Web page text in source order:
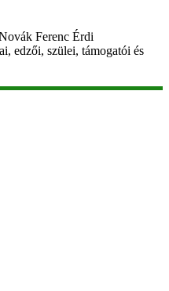
Ferenc Érdi
edzői, szülei, támogatói és